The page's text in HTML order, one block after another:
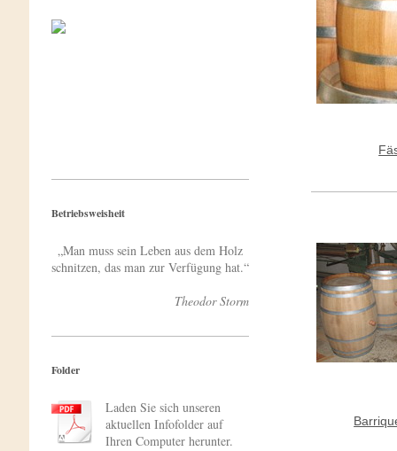
Betriebsweisheit
„Man muss sein Leben aus dem Holz
schnitzen, das man zur Verfügung hat.“
Theodor Storm
Folder
Laden Sie sich unseren
aktuellen Infofolder auf
Ihren Computer herunter.